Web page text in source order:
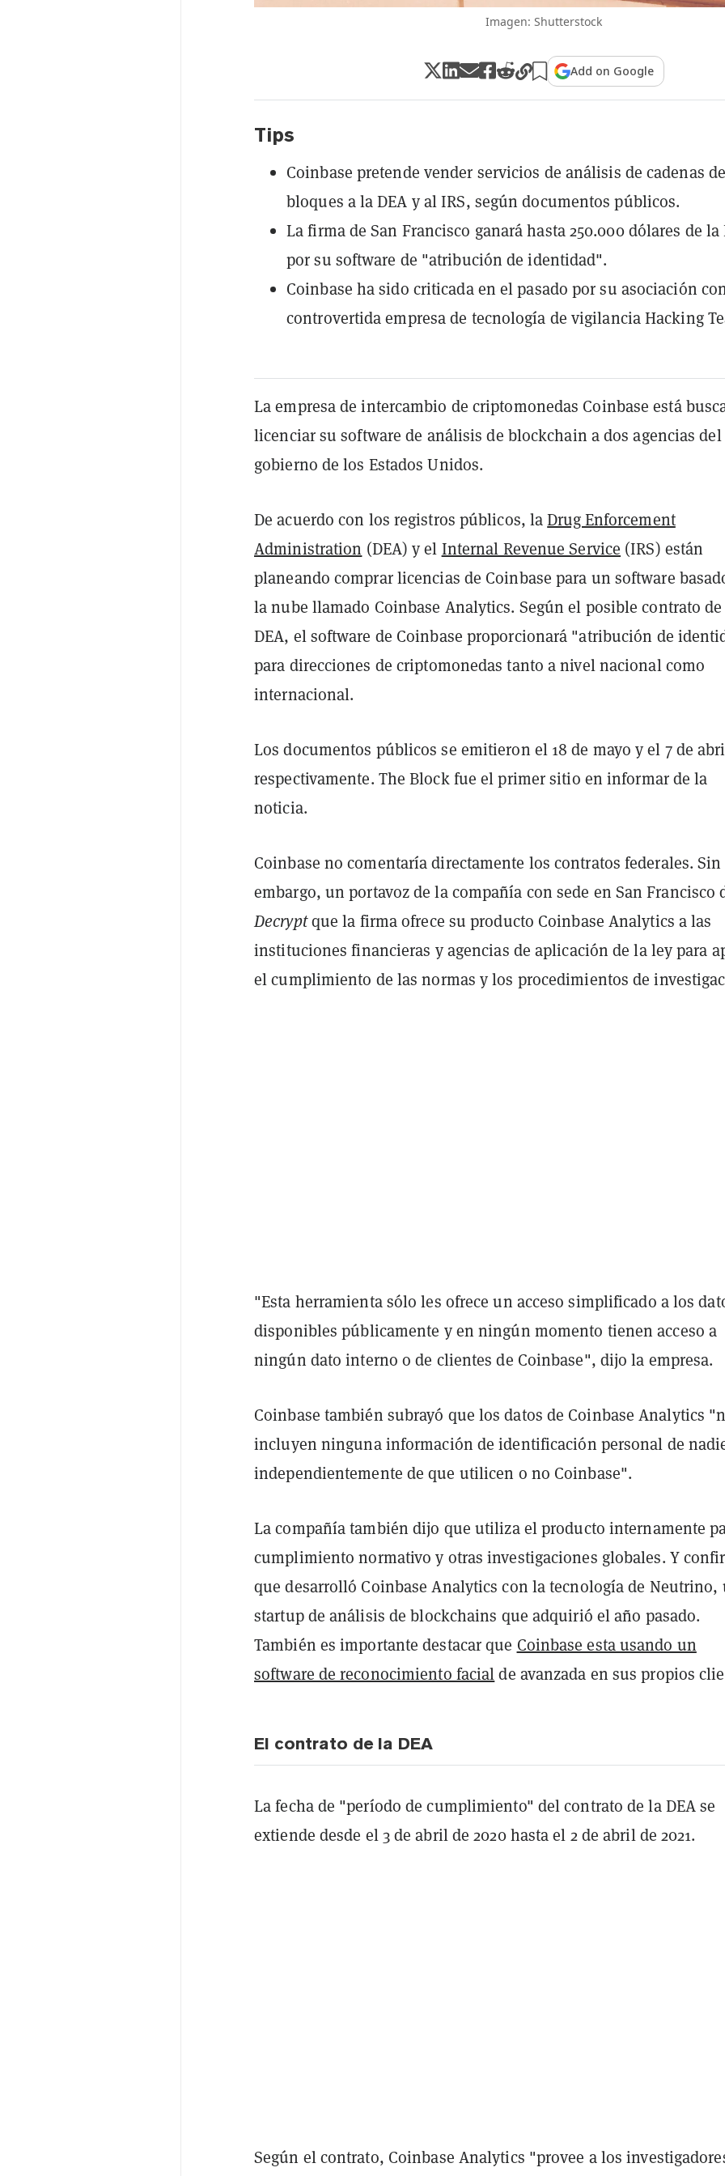
Imagen: Shutterstock
Add on Google
Tips
Coinbase pretende vender servicios de análisis de cadenas de
bloques a la DEA y al IRS, según documentos públicos.
La firma de San Francisco ganará hasta 250.000 dólares de la
por su software de "atribución de identidad".
Coinbase ha sido criticada en el pasado por su asociación
controvertida empresa de tecnología de vigilancia Hacking
La empresa de intercambio de criptomonedas Coinbase está
licenciar su software de análisis de blockchain a dos agencias del
gobierno de los Estados Unidos.
De acuerdo con los registros públicos, laDrug Enforcement
Administration (DEA) y el Internal Revenue Service (IRS) están
planeando comprar licencias de Coinbase para un software
la nube llamado Coinbase Analytics. Según el posible contrato
DEA, el software de Coinbase proporcionará "atribución de
para direcciones de criptomonedas tanto a nivel nacional como
internacional.
Los documentos públicos se emitieron el 18 de mayo y el 7 de
respectivamente. The Block fue el primer sitio en informar de la
noticia.
Coinbase no comentaría directamente los contratos federales. Sin
embargo, un portavoz de la compañía con sede en San Francisco
Decryptque la firma ofrece su producto Coinbase Analytics a las
instituciones financieras y agencias de aplicación de la ley para
el cumplimiento de las normas y los procedimientos de
"Esta herramienta sólo les ofrece un acceso simplificado a los
disponibles públicamente y en ningún momento tienen acceso a
ningún dato interno o de clientes de Coinbase", dijo la empresa.
Coinbase también subrayó que los datos de Coinbase Analytics
incluyen ninguna información de identificación personal de
independientemente de que utilicen o no Coinbase".
La compañía también dijo que utiliza el producto internamente
cumplimiento normativo y otras investigaciones globales. Y
que desarrolló Coinbase Analytics con la tecnología de Neutrino,
startup de análisis de blockchains que adquirió el año pasado.
También es importante destacar que Coinbase esta usando un
software de reconocimiento facialde avanzada en sus propios
El contrato de la DEA
La fecha de "período de cumplimiento" del contrato de la DEA se
extiende desde el 3 de abril de 2020 hasta el 2 de abril de 2021.
Según el contrato, Coinbase Analytics "provee a los